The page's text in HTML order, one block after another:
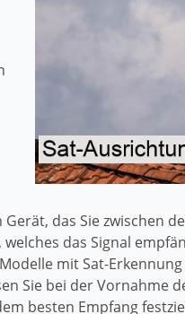
das Sie zwischen
das Signal
mit Sat-
Sie bei der Vornahme
besten Empfang